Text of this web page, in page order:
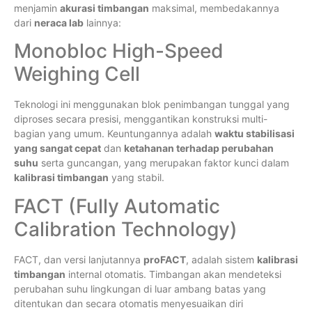
menjamin akurasi timbangan maksimal, membedakannya
dari neraca lab lainnya:
Monobloc High-Speed
Weighing Cell
Teknologi ini menggunakan blok penimbangan tunggal yang
diproses secara presisi, menggantikan konstruksi multi-
bagian yang umum. Keuntungannya adalah waktu stabilisasi
yang sangat cepat dan ketahanan terhadap perubahan
suhu serta guncangan, yang merupakan faktor kunci dalam
kalibrasi timbangan yang stabil.
FACT (Fully Automatic
Calibration Technology)
FACT, dan versi lanjutannya proFACT, adalah sistem kalibrasi
timbangan internal otomatis. Timbangan akan mendeteksi
perubahan suhu lingkungan di luar ambang batas yang
ditentukan dan secara otomatis menyesuaikan diri